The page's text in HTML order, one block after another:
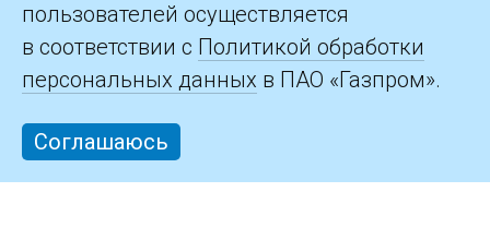
пользователей осуществляется
в соответствии с Политикой обработки
персональных данных в ПАО «Газпром».
Соглашаюсь